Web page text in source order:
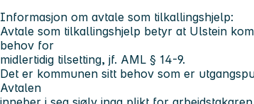
Informasjon om avtale som tilkallingshjelp:
Avtale som tilkallingshjelp betyr at Ulstein
behov for
midlertidig tilsetting, jf. AML § 14-9.
Det er kommunen sitt behov som er
Avtalen